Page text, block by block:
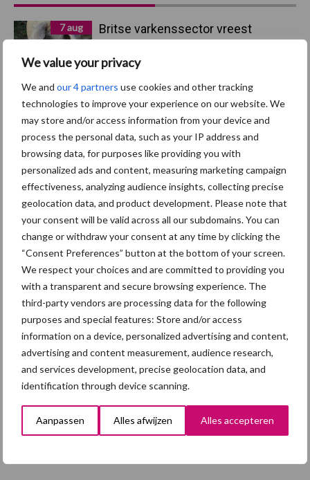
We value your privacy
We and our 4 partners use cookies and other tracking
technologies to improve your experience on our website. We
may store and/or access information from your device and
process the personal data, such as your IP address and
browsing data, for purposes like providing you with
personalized ads and content, measuring marketing campaign
effectiveness, analyzing audience insights, collecting precise
geolocation data, and product development. Please note that
your consent will be valid across all our subdomains. You can
change or withdraw your consent at any time by clicking the
“Consent Preferences” button at the bottom of your screen.
We respect your choices and are committed to providing you
with a transparent and secure browsing experience. The
third-party vendors are processing data for the following
purposes and special features: Store and/or access
information on a device, personalized advertising and content,
advertising and content measurement, audience research,
and services development, precise geolocation data, and
identification through device scanning.
Aanpassen Alles afwijzen Alles accepteren
Sidebar
7 aug
Britse varkenssector vreest
7 aug
Hittestress: wat gebeurt er en hoe
kunnen we het voorkomen?
5 aug
“Vraag naar praktische
hygieneoplossingen is in Polen
groter dan ooit”
Eliminatieprotocol voor
Mycoplasma hyopneumoniae
AVP in Finland onderstreept dat
alertheid belangrijk is, zeker nu
Toon meer